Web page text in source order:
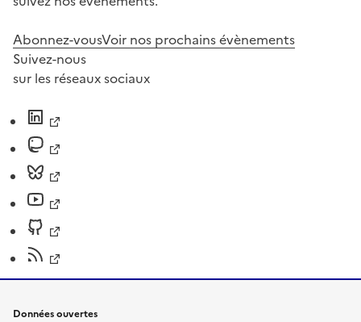
Abonnez-vousVoir nos prochains évènements
Suivez-nous
sur les réseaux sociaux
Données ouvertes